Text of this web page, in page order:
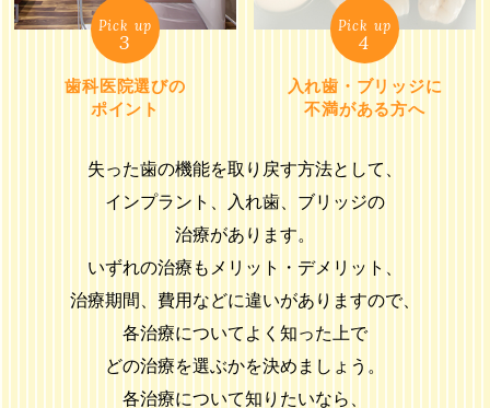
Pick up
3
歯科医院選びの
ポイント
Pick up
4
入れ歯・ブリッジに
不満がある方へ
失った歯の機能を取り戻す方法として、
インプラント、入れ歯、ブリッジの
治療があります。
いずれの治療もメリット・デメリット、
治療期間、費用などに違いがありますので、
各治療についてよく知った上で
どの治療を選ぶかを決めましょう。
各治療について知りたいなら、